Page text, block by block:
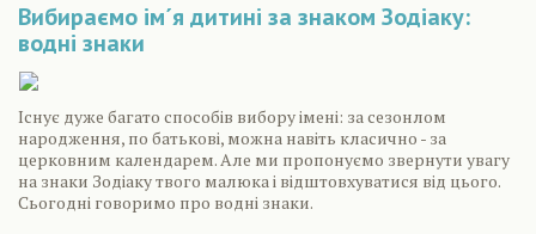
Вибираємо ім´я дитині за знаком Зодіаку:
водні знаки
Існує дуже багато способів вибору імені: за сезонлом
народження, по батькові, можна навіть класично - за
церковним календарем. Але ми пропонуємо звернути увагу
на знаки Зодіаку твого малюка і відштовхуватися від цього.
Сьогодні говоримо про водні знаки.